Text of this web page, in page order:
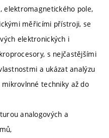
elektromagnetického pole,
měřicími přístroji, se
elektronických i
s nejčastějšími
a ukázat analýzu
techniky až do
analogových a